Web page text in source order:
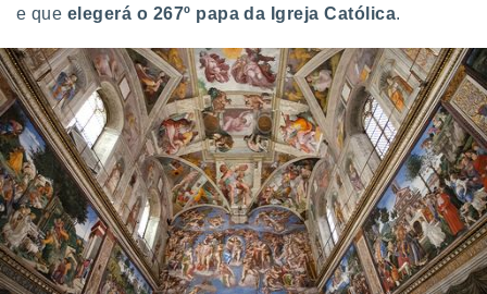
e que elegerá o 267º papa da Igreja Católica.